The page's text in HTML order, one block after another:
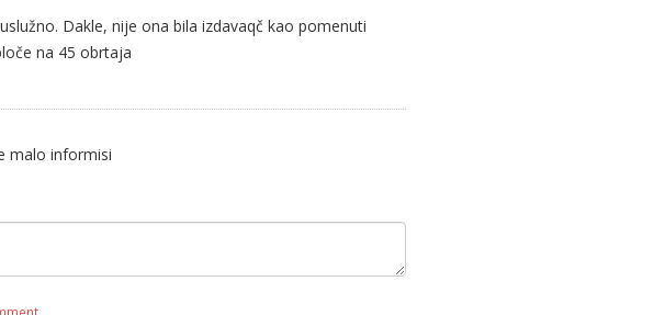
Dakle, nije ona bila izdavaqč kao pomenuti
na 45 obrtaja
malo informisi